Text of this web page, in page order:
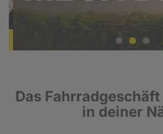
Das
in deiner